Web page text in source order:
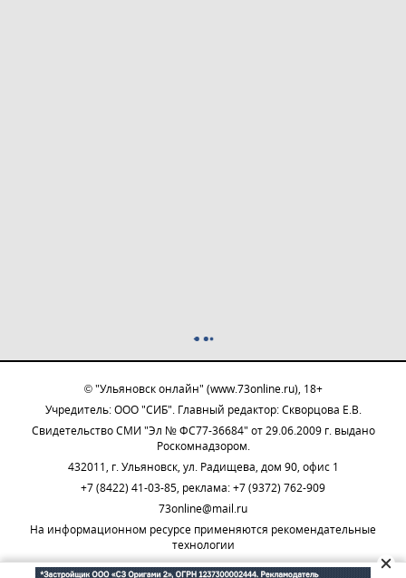
© "Ульяновск онлайн" (www.73online.ru), 18+
Учредитель: ООО "СИБ". Главный редактор: Скворцова Е.В.
Свидетельство СМИ "Эл № ФС77-36684" от 29.06.2009 г. выдано
Роскомнадзором.
432011, г. Ульяновск, ул. Радищева, дом 90, офис 1
+7 (8422) 41-03-85, реклама: +7 (9372) 762-909
73online@mail.ru
На информационном ресурсе применяются рекомендательные
технологии